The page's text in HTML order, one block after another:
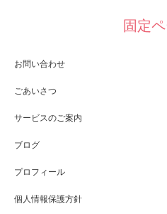
固定
お問い合わせ
ごあいさつ
サービスのご案内
ブログ
プロフィール
個人情報保護方針